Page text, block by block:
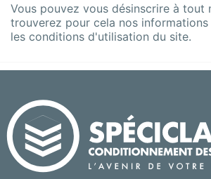
Vous pouvez vous désinscrire à tout
trouverez pour cela nos
les conditions d'utilisation du site.